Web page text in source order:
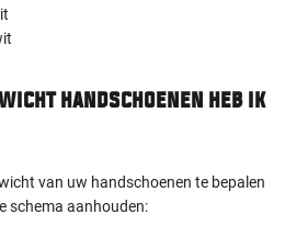
handschoenen heb ik
van uw handschoenen te bepalen
schema aanhouden: